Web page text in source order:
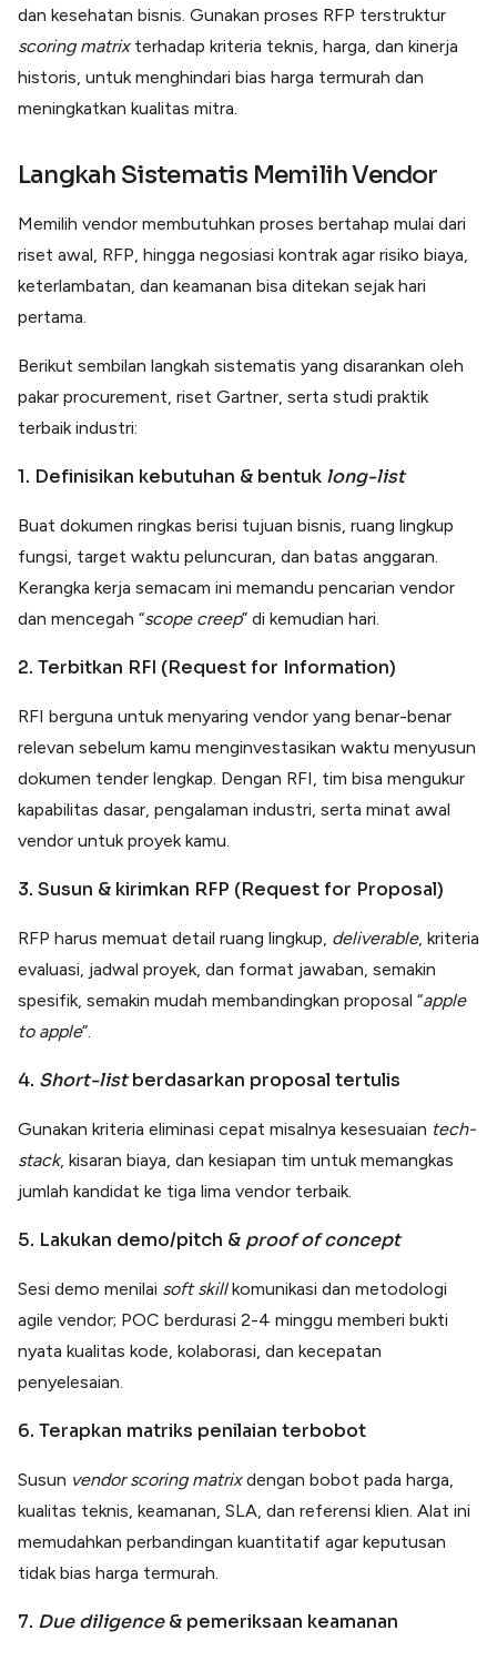
dan kesehatan bisnis. Gunakan proses RFP terstruktur
scoring matrixterhadap kriteria teknis, harga, dan kinerja
historis, untuk menghindari bias harga termurah dan
meningkatkan kualitas mitra.
Langkah Sistematis Memilih Vendor
Memilih vendor membutuhkan proses bertahap mulai dari
riset awal, RFP, hingga negosiasi kontrak agar risiko biaya,
keterlambatan, dan keamanan bisa ditekan sejak hari
pertama.
Berikut sembilan langkah sistematis yang disarankan oleh
pakar procurement, riset Gartner, serta studi praktik
terbaik industri:
1. Definisikan kebutuhan & bentuk long-list
Buat dokumen ringkas berisi tujuan bisnis, ruang lingkup
fungsi, target waktu peluncuran, dan batas anggaran.
Kerangka kerja semacam ini memandu pencarian vendor
dan mencegah “scope creep” di kemudian hari.
2. Terbitkan RFI (Request for Information)
RFI berguna untuk menyaring vendor yang benar-benar
relevan sebelum kamu menginvestasikan waktu menyusun
dokumen tender lengkap. Dengan RFI, tim bisa mengukur
kapabilitas dasar, pengalaman industri, serta minat awal
vendor untuk proyek kamu.
3. Susun & kirimkan RFP (Request for Proposal)
RFP harus memuat detail ruang lingkup, deliverable, kriteria
evaluasi, jadwal proyek, dan format jawaban, semakin
spesifik, semakin mudah membandingkan proposal “apple
to apple”.
4. Short-listberdasarkan proposal tertulis
Gunakan kriteria eliminasi cepat misalnya kesesuaian tech-
stack, kisaran biaya, dan kesiapan tim untuk memangkas
jumlah kandidat ke tiga lima vendor terbaik.
5. Lakukan demo/pitch & proof of concept
Sesi demo menilai soft skillkomunikasi dan metodologi
agile vendor; POC berdurasi 2-4 minggu memberi bukti
nyata kualitas kode, kolaborasi, dan kecepatan
penyelesaian.
6. Terapkan matriks penilaian terbobot
Susun vendor scoring matrixdengan bobot pada harga,
kualitas teknis, keamanan, SLA, dan referensi klien. Alat ini
memudahkan perbandingan kuantitatif agar keputusan
tidak bias harga termurah.
7. Due diligence& pemeriksaan keamanan